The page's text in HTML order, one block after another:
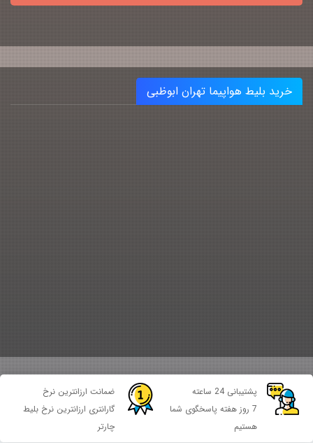
خرید بلیط هواپیما تهران ابوظبی
پشتیبانی 24 ساعته
7 روز هفته پاسخگوی شما
هستیم
ضمانت ارزانترین نرخ
گارانتری ارزانترین نرخ بلیط
چارتر